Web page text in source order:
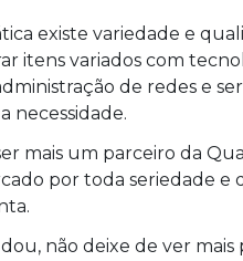
existe variedade e
itens variados com
de redes e
necessidade.
mais um parceiro da
por toda seriedade e
não deixe de ver